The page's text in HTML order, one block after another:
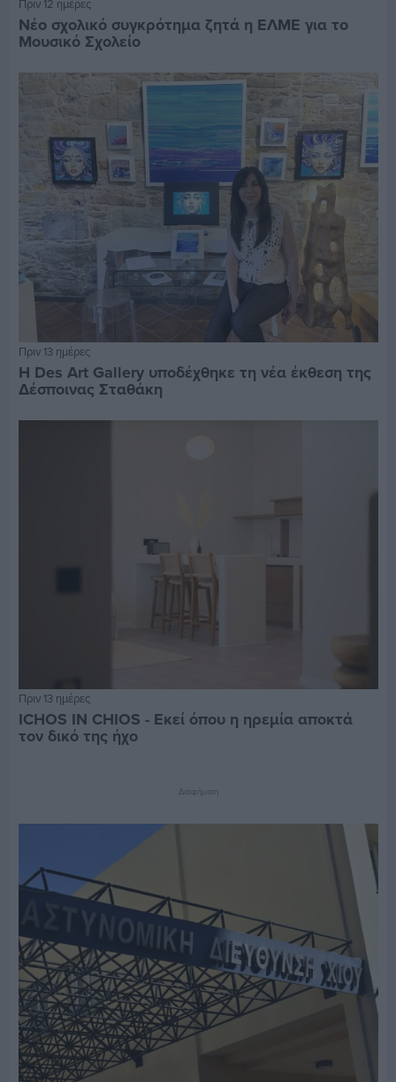
Πριν 12 ημέρες
Νέο σχολικό συγκρότημα ζητά η ΕΛΜΕ για το
Μουσικό Σχολείο
Πριν 13 ημέρες
Η Des Art Gallery υποδέχθηκε τη νέα έκθεση της
Δέσποινας Σταθάκη
Πριν 13 ημέρες
ICHOS IN CHIOS - Εκεί όπου η ηρεμία αποκτά
τον δικό της ήχο
Διαφήμιση